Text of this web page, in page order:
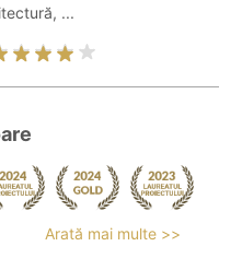
...
Arată mai multe >>